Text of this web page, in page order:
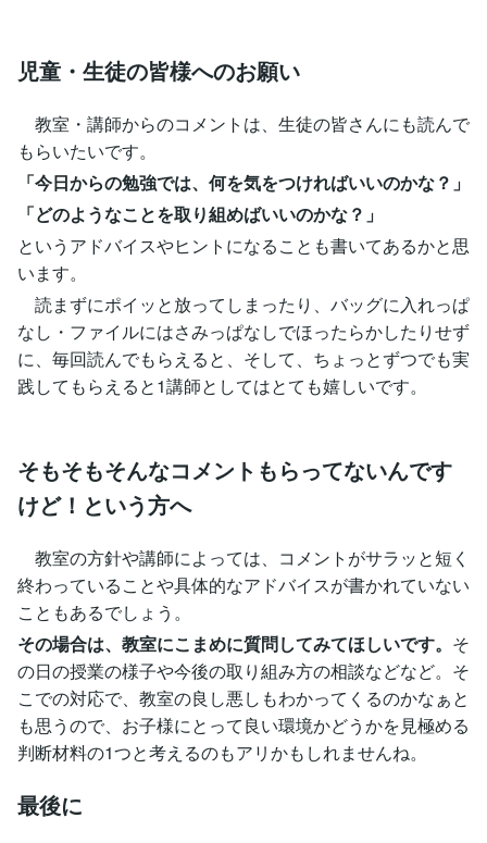
児童・生徒の皆様へのお願い
教室・講師からのコメントは、生徒の皆さんにも読んで
もらいたいです。
「今日からの勉強では、何を気をつければいいのかな？」
「どのようなことを取り組めばいいのかな？」
というアドバイスやヒントになることも書いてあるかと思
います。
読まずにポイッと放ってしまったり、バッグに入れっぱ
なし・ファイルにはさみっぱなしでほったらかしたりせず
に、毎回読んでもらえると、そして、ちょっとずつでも実
践してもらえると1講師としてはとても嬉しいです。
そもそもそんなコメントもらってないんです
けど！という方へ
教室の方針や講師によっては、コメントがサラッと短く
終わっていることや具体的なアドバイスが書かれていない
こともあるでしょう。
その場合は、教室にこまめに質問してみてほしいです。 そ
の日の授業の様子や今後の取り組み方の相談などなど。そ
こでの対応で、教室の良し悪しもわかってくるのかなぁと
も思うので、お子様にとって良い環境かどうかを見極める
判断材料の1つと考えるのもアリかもしれませんね。
最後に